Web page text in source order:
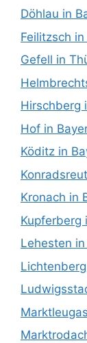
Döhlau in
Feilitzsch
Gefell in
Hirschberg
Hof in
Köditz in
Kronach in
Kupferberg
Lehesten